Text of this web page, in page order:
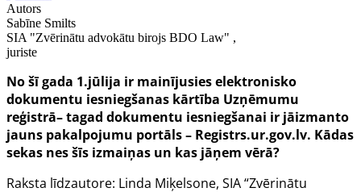
Autors
Sabīne Smilts
SIA "Zvērinātu advokātu birojs BDO Law" ,
juriste
No šī gada 1.jūlija ir mainījusies elektronisko
dokumentu iesniegšanas kārtība Uzņēmumu
reģistrā– tagad dokumentu iesniegšanai ir jāizmanto
jauns pakalpojumu portāls – Registrs.ur.gov.lv. Kādas
sekas nes šīs izmaiņas un kas jāņem vērā?
Raksta līdzautore: Linda Miķelsone, SIA “Zvērinātu